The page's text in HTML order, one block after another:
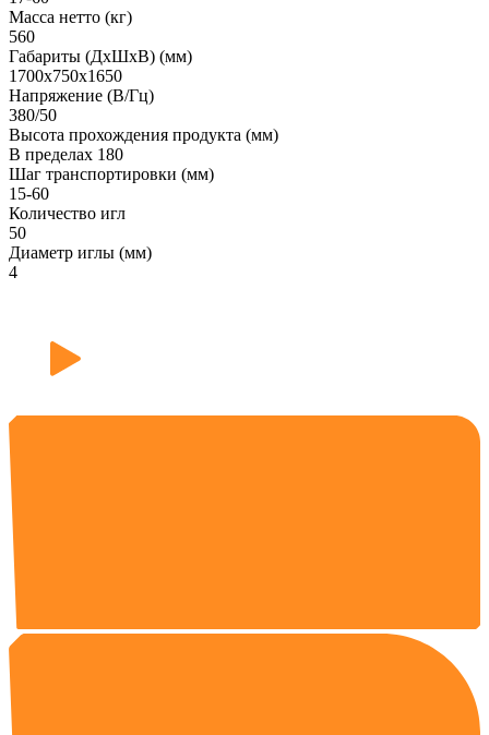
Масса нетто (кг)
560
Габариты (ДхШхВ) (мм)
1700х750х1650
Напряжение (В/Гц)
380/50
Высота прохождения продукта (мм)
В пределах 180
Шаг транспортировки (мм)
15-60
Количество игл
50
Диаметр иглы (мм)
4